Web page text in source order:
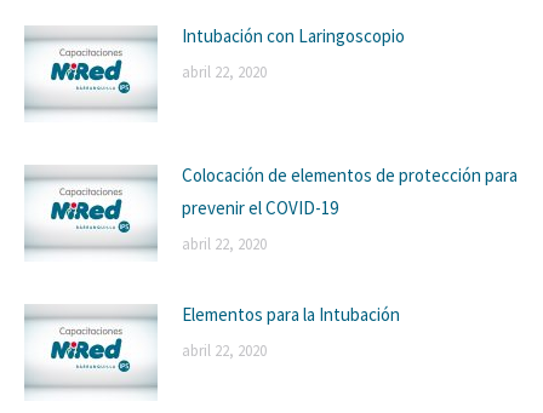
Intubación con Laringoscopio
abril 22, 2020
Colocación de elementos de protección para
prevenir el COVID-19
abril 22, 2020
Elementos para la Intubación
abril 22, 2020